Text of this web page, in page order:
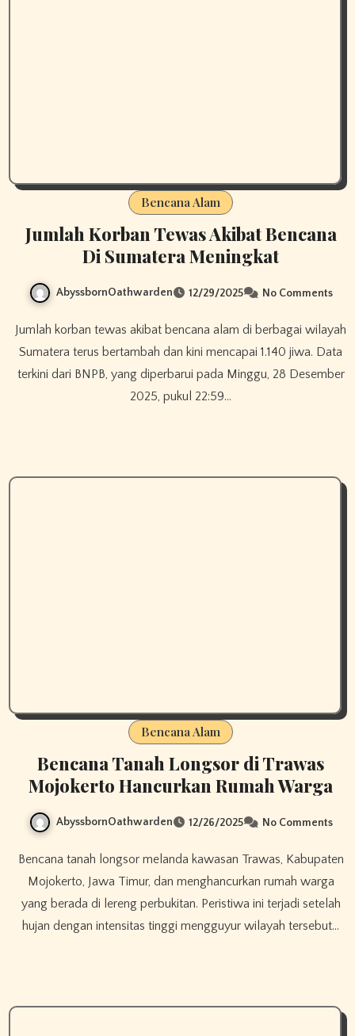
Bencana Alam
Jumlah Korban Tewas Akibat Bencana
Di Sumatera Meningkat
AbyssbornOathwarden 12/29/2025 No Comments
Jumlah korban tewas akibat bencana alam di berbagai wilayah
Sumatera terus bertambah dan kini mencapai 1.140 jiwa. Data
terkini dari BNPB, yang diperbarui pada Minggu, 28 Desember
2025, pukul 22:59…
Bencana Alam
Bencana Tanah Longsor di Trawas
Mojokerto Hancurkan Rumah Warga
AbyssbornOathwarden 12/26/2025 No Comments
Bencana tanah longsor melanda kawasan Trawas, Kabupaten
Mojokerto, Jawa Timur, dan menghancurkan rumah warga
yang berada di lereng perbukitan. Peristiwa ini terjadi setelah
hujan dengan intensitas tinggi mengguyur wilayah tersebut…